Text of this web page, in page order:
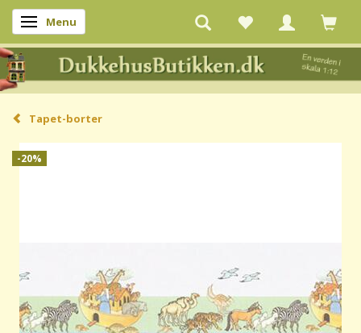
Skifte navigation
Menu
Tapet-borter
-20%